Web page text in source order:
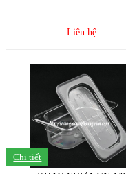
Liên hệ
Chi tiết